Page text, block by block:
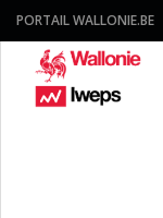
PORTAIL WALLONIE.BE